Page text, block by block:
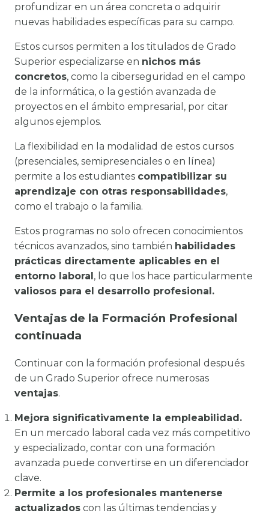
profundizar en un área concreta o adquirir
nuevas habilidades específicas para su campo.
Estos cursos permiten a los titulados de Grado
Superior especializarse en nichos más
concretos, como la ciberseguridad en el campo
de la informática, o la gestión avanzada de
proyectos en el ámbito empresarial, por citar
algunos ejemplos.
La flexibilidad en la modalidad de estos cursos
(presenciales, semipresenciales o en línea)
permite a los estudiantes compatibilizar su
aprendizaje con otras responsabilidades,
como el trabajo o la familia.
Estos programas no solo ofrecen conocimientos
técnicos avanzados, sino también habilidades
prácticas directamente aplicables en el
entorno laboral, lo que los hace particularmente
valiosos para el desarrollo profesional.
Ventajas de la Formación Profesional
continuada
Continuar con la formación profesional después
de un Grado Superior ofrece numerosas
ventajas.
Mejora significativamente la empleabilidad.
En un mercado laboral cada vez más competitivo
y especializado, contar con una formación
avanzada puede convertirse en un diferenciador
clave.
Permite a los profesionales mantenerse
actualizados con las últimas tendencias y